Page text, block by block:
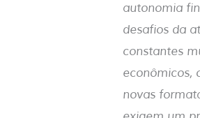
autonomia
desafios da
constantes
econômicos,
novas